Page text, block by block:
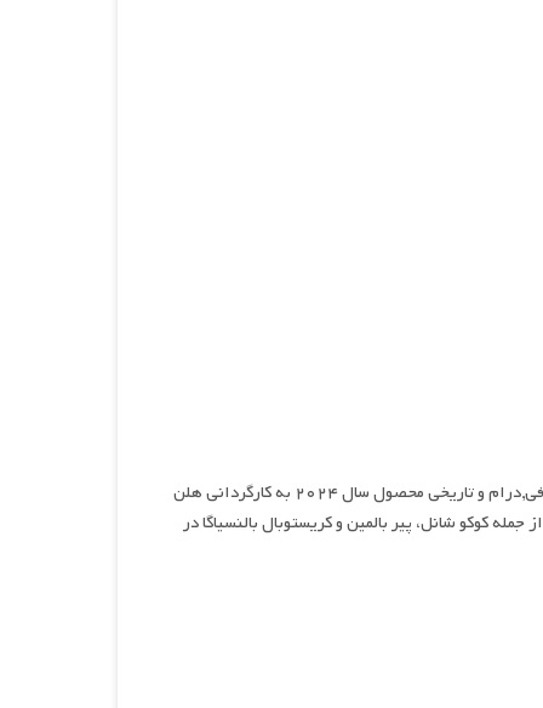
ظاهر جدید,نام سریالی بیوگرافی,درام و تاریخی محصول سال ۲۰۲۴ به کارگردانی هلن
کوکو شانل، پیر بالمین و کریستوبال بالنسیاگا در